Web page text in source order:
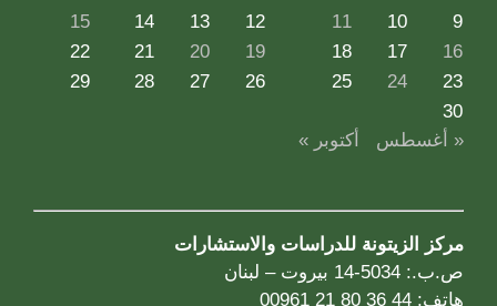
9
10
11
12
13
14
15
16
17
18
19
20
21
22
23
24
25
26
27
28
29
30
« أغسطس
أكتوبر »
مركز الزيتونة للدراسات والاستشارات
ص.ب.: 5034-14 بيروت – لبنان
هاتف: 44 36 80 21 00961